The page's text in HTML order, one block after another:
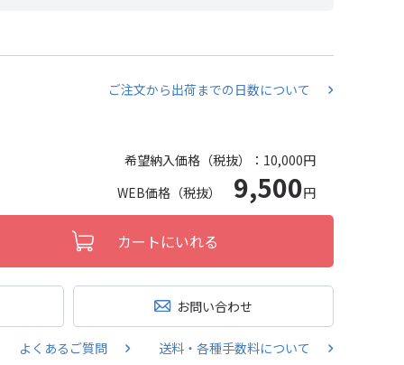
ご注文から出荷までの日数について
希望納入価格（税抜）： 10,000円
WEB価格（税抜） 9,500円
カートにいれる
お問い合わせ
よくあるご質問 送料・各種手数料について